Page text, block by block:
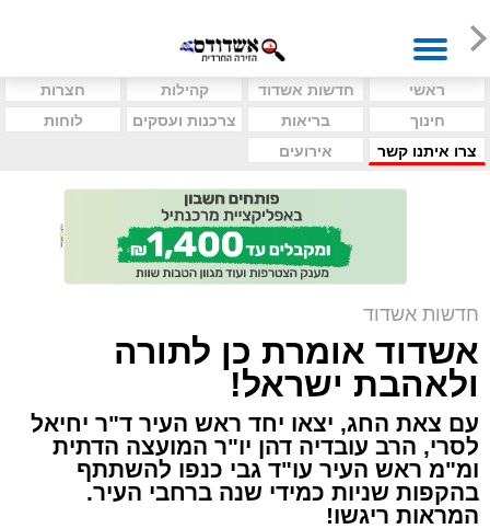
ראשי חדשות אשדוד קהילות
חצרות
חינוך
בריאות צרכנות ועסקים
לוחות
צרו איתנו קשר
אירועים
חדשות אשדוד
אשדוד אומרת כן לתורה
ולאהבת ישראל!
עם צאת החג, יצאו יחד ראש העיר ד"ר יחיאל
לסרי, הרב עובדיה דהן יו"ר המועצה הדתית
ומ"מ ראש העיר עו"ד גבי כנפו להשתתף
בהקפות שניות כמידי שנה ברחבי העיר.
המראות ריגשו!